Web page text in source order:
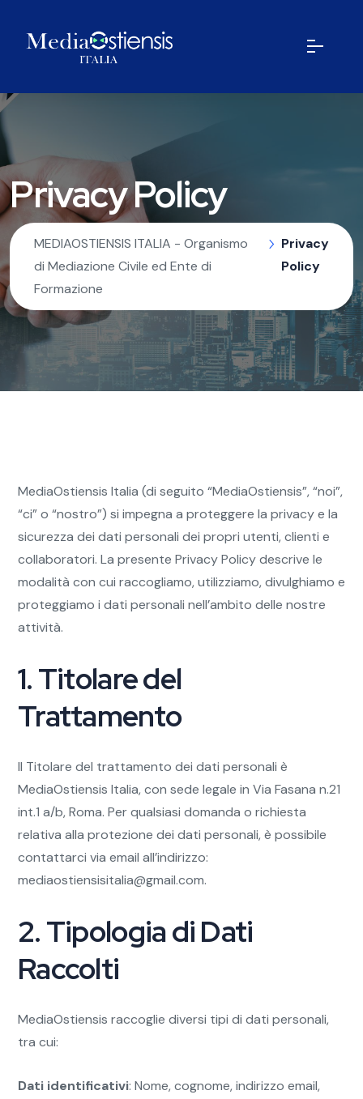
Privacy Policy
MEDIAOSTIENSIS ITALIA - Organismo
di Mediazione Civile ed Ente di
Formazione
Privacy
Policy
MediaOstiensis Italia (di seguito “MediaOstiensis”, “noi”,
“ci” o “nostro”) si impegna a proteggere la privacy e la
sicurezza dei dati personali dei propri utenti, clienti e
collaboratori. La presente Privacy Policy descrive le
modalità con cui raccogliamo, utilizziamo, divulghiamo e
proteggiamo i dati personali nell’ambito delle nostre
attività.
1. Titolare del
Trattamento
Il Titolare del trattamento dei dati personali è
MediaOstiensis Italia, con sede legale in Via Fasana n.21
int.1 a/b, Roma. Per qualsiasi domanda o richiesta
relativa alla protezione dei dati personali, è possibile
contattarci via email all’indirizzo:
mediaostiensisitalia@gmail.com.
2. Tipologia di Dati
Raccolti
MediaOstiensis raccoglie diversi tipi di dati personali,
tra cui:
Dati identificativi: Nome, cognome, indirizzo email,